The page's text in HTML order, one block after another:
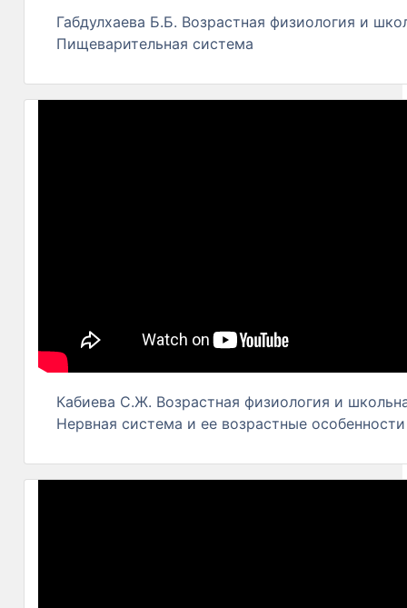
Габдулхаева Б.Б. Возрастная физиология и
Пищеварительная система
Кабиева С.Ж. Возрастная физиология и
Нервная система и ее возрастные особенности